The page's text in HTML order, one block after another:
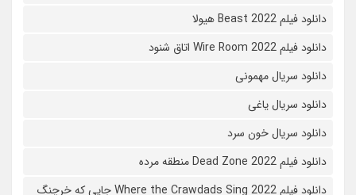
دانلود فیلم Beast 2022 هیولا
دانلود فیلم Wire Room 2022 اتاق شنود
دانلود سریال مهمونی
دانلود سریال یاغی
دانلود سریال خون سرد
دانلود فیلم 2022 Dead Zone منطقه مرده
دانلود فیلم Where the Crawdads Sing 2022 جایی که خرچنگ